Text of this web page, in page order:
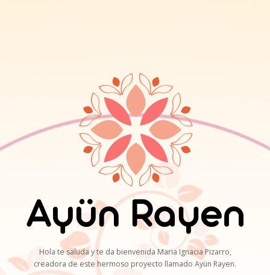
Hola te saluda y te da bienvenida Maria Ignacia Pizarro,
creadora de este hermoso proyecto llamado Ayün Rayen.